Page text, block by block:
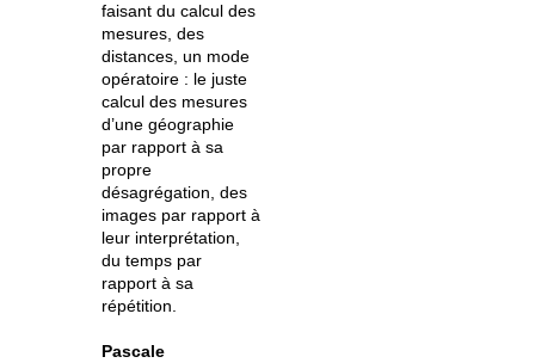
faisant du calcul des
mesures, des
distances, un mode
opératoire : le juste
calcul des mesures
d’une géographie
par rapport à sa
propre
désagrégation, des
images par rapport à
leur interprétation,
du temps par
rapport à sa
répétition.
Pascale